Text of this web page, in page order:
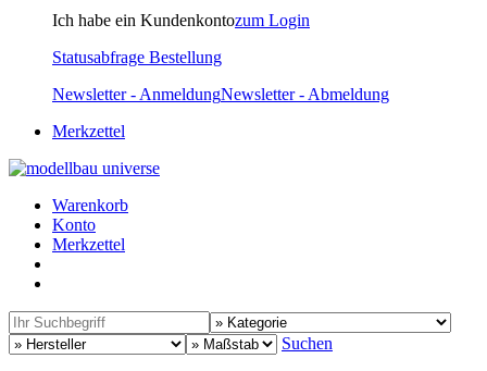
Ich habe ein Kundenkontozum Login
Statusabfrage Bestellung
Newsletter - AnmeldungNewsletter - Abmeldung
Merkzettel
Warenkorb
Konto
Merkzettel
Suchen